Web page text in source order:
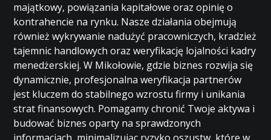
majątkowy, powiązania kapitałowe oraz opinię o
kontrahencie na rynku. Nasze działania obejmują
również wykrywanie nadużyć pracowniczych, kradzież
tajemnic handlowych oraz weryfikację lojalności kadry
menedżerskiej. W Mikołowie, gdzie biznes rozwija się
dynamicznie, profesjonalna weryfikacja partnerów
jest kluczem do stabilnego wzrostu firmy i unikania
strat finansowych. Pomagamy chronić Twoje aktywa i
budować biznes oparty na sprawdzonych